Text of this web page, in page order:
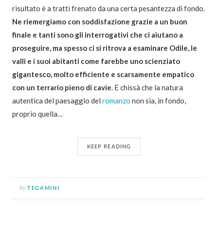
risultato è a tratti frenato da una certa pesantezza di fondo.
Ne riemergiamo con soddisfazione grazie a un buon
finale e tanti sono gli interrogativi che ci aiutano a
proseguire, ma spesso ci si ritrova a esaminare Odile, le
valli e i suoi abitanti come farebbe uno scienziato
gigantesco, molto efficiente e scarsamente empatico
con un terrario pieno di cavie. E chissà che la natura
autentica del paesaggio del romanzo non sia, in fondo,
proprio quella…
KEEP READING
By TEGAMINI